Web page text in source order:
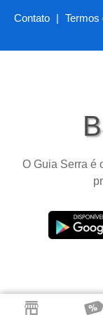
Contato | Termos
O Guia Serra é